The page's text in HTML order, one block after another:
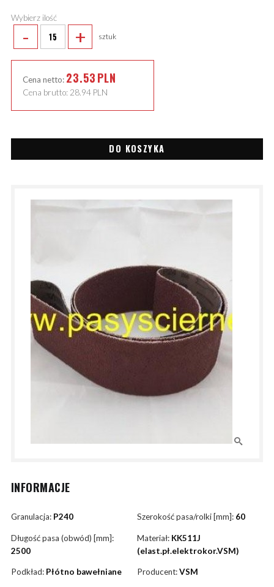
Wybierz ilość
- + sztuk
Cena netto: 23.53PLN
Cena brutto: 28.94 PLN
DO KOSZYKA
INFORMACJE
Granulacja: P240 Szerokość pasa/rolki [mm]: 60
Długość pasa (obwód) [mm]:
2500
Materiał: KK511J
(elast.pł.elektrokor.VSM)
Podkład: Płótno bawełniane Producent:VSM